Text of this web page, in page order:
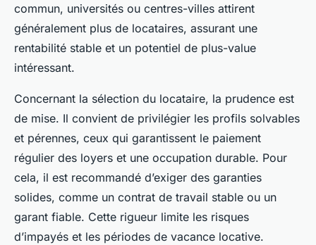
commun, universités ou centres-villes attirent
généralement plus de locataires, assurant une
rentabilité stable et un potentiel de plus-value
intéressant.
Concernant la sélection du locataire, la prudence est
de mise. Il convient de privilégier les profils solvables
et pérennes, ceux qui garantissent le paiement
régulier des loyers et une occupation durable. Pour
cela, il est recommandé d’exiger des garanties
solides, comme un contrat de travail stable ou un
garant fiable. Cette rigueur limite les risques
d’impayés et les périodes de vacance locative.